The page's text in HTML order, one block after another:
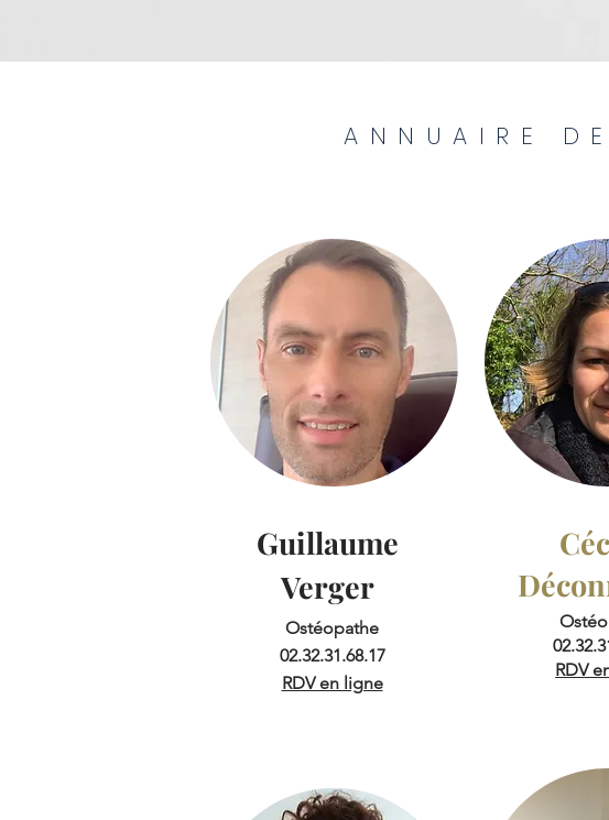
ANNUAIRE
Guillaume
Verger
Ostéopathe
02.32.31.68.17
RDV en ligne
RDV